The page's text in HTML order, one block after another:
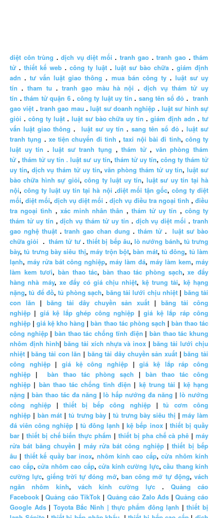
diệt côn trùng .dịch vụ diệt mối . tranh gao .tranh gao .thám
tử . thiết kế web . công ty luật . luật sư bào chữa . giám định
adn .tư vấn luật giao thông . mua bán công ty. luật sư uy
tín . tham tu . tranh gạo màu hà nội .dịch vụ thám tử uy
tín .thám tử quận 6. công ty luật uy tín . sang tên sổ đỏ .tranh
gao việt .tranh gao mau .luật sư doanh nghiệp .luật sư hình sự
giỏi . công ty luật. luật sư bào chữa uy tín .giám định adn .tư
vấn luật giao thông . luật sư uy tín .sang tên sổ đỏ.luật sư
tranh tụng . xe tiện chuyến đi tỉnh ,taxi nội bài đi tỉnh, công ty
luật uy tín .luật sư tranh tụng ,thám tử, văn phòng thám
tử ,thám tử uy tín . luật sư uy tín, thám tử uy tín, công ty thám tử
uy tín, dịch vụ thám tử uy tín,văn phòng thám tử uy tín,luật sư
bào chữa hình sự giỏi,công ty luật uy tín, luật sư uy tín tại hà
nội,công ty luật uy tín tại hà nội .diệt mối tận gốc, công ty diệt
mối,diệt mối,dịch vụ diệt mối . dịch vụ điều tra ngoại tình ,điều
tra ngoại tình , xác minh nhân thân , thám tử uy tín , công ty
thám tử uy tín ,dịch vụ thám tử uy tín . dịch vụ diệt mối .tranh
gao nghệ thuật.tranh gao chan dung . thám tử.luật sư bào
chữa giỏi .thám tử tư.thiết bị bếp âu,lò nướng bánh, tủ trưng
bày,tủ trưng bày siêu thị,máy trộn bột,bàn mát, tủ đông, tủ làm
lạnh, máy rửa bát công nghiệp, máy làm đá, máy làm kem, máy
làm kem tươi,bàn thao tác,bàn thao tác phòng sạch,xe đẩy
hàng nhà máy, xe đẩy có giá chịu nhiệt, kệ trung tải, kệ hạng
nặng,tủ để đồ,tủ phòng sạch, băng tải lưới chịu nhiệt| băng tải
con lăn | băng tải dây chuyền sản xuất | băng tải công
nghiệp | giá kệ lắp ghép công nghiệp |giá kệ lắp ráp công
nghiệp |giá kệ kho hàng |bàn thao tác phòng sạch | bàn thao tác
công nghiệp|bàn thao tác chống tĩnh điện | bàn thao tác khung
nhôm định hình| băng tải xích nhựa và inox |băng tải lưới chịu
nhiệt |băng tải con lăn | băng tải dây chuyền sản xuất |băng tải
công nghiệp|giá kệ công nghiệp |giá kệ lắp ráp công
nghiệp |bàn thao tác phòng sạch | bàn thao tác công
nghiệp | bàn thao tác chống tĩnh điện | kệ trung tải | kệ hạng
nặng | bàn thao tác đa năng |lò hấp nướng đa năng |lò nướng
công nghiệp|thiết bị bếp công nghiệp|tủ cơm công
nghiệp | bàn mát | tủ trưng bày | tủ trưng bày siêu thị |máy làm
đá viên công nghiệp | tủ đông lạnh |kệ bếp inox| thiết bị quầy
bar | thiết bị chế biến thực phẩm | thiết bị pha chế cà phê | máy
rửa bát băng chuyền | máy rửa bát công nghiệp|thiết bị bếp
âu | thiết kế quầy bar inox, nhôm kính cao cấp,cửa nhôm kính
cao cấp, cửa nhôm cao cấp, cửa kính cường lực, cầu thang kính
cường lực, giếng trời tự đóng mở, ban công mở tự động, vách
ngăn nhôm kính, vách kính cường lực . Quảng cáo
Facebook |Quảng cáo TikTok | Quảng cáo Zalo Ads |Quảng cáo
Google Ads| Toyota Bắc Ninh | thực phẩm đông lạnh |thiết bị